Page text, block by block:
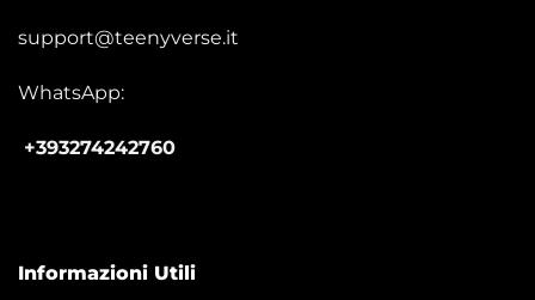
support@teenyverse.it
WhatsApp:
+393274242760
Informazioni Utili